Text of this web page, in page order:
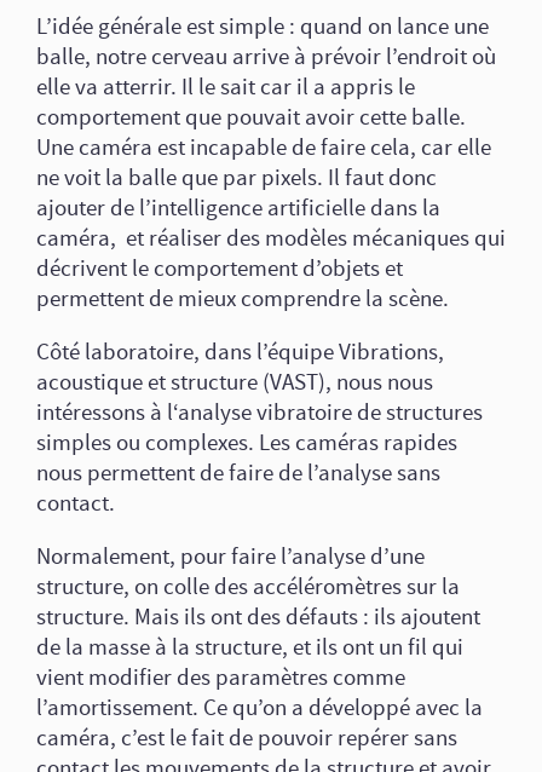
L’idée générale est simple : quand on lance une
balle, notre cerveau arrive à prévoir l’endroit où
elle va atterrir. Il le sait car il a appris le
comportement que pouvait avoir cette balle.
Une caméra est incapable de faire cela, car elle
ne voit la balle que par pixels. Il faut donc
ajouter de l’intelligence artificielle dans la
caméra, et réaliser des modèles mécaniques qui
décrivent le comportement d’objets et
permettent de mieux comprendre la scène.
Côté laboratoire, dans l’équipe Vibrations,
acoustique et structure (VAST), nous nous
intéressons à l‘analyse vibratoire de structures
simples ou complexes. Les caméras rapides
nous permettent de faire de l’analyse sans
contact.
Normalement, pour faire l’analyse d’une
structure, on colle des accéléromètres sur la
structure. Mais ils ont des défauts : ils ajoutent
de la masse à la structure, et ils ont un fil qui
vient modifier des paramètres comme
l’amortissement. Ce qu’on a développé avec la
caméra, c’est le fait de pouvoir repérer sans